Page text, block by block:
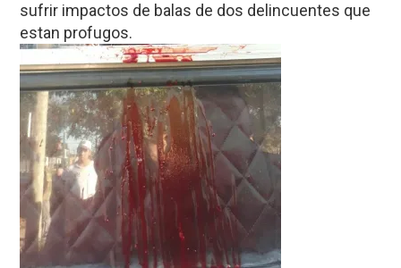
sufrir impactos de balas de dos delincuentes que
estan profugos.